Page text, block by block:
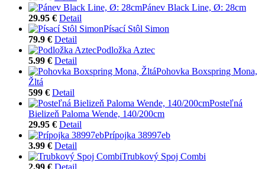
Pánev Black Line, Ø: 28cm
29.95 € Detail
Písací Stôl Simon
79.9 € Detail
Podložka Aztec
5.99 € Detail
Pohovka Boxspring Mona,
Žltá
599 € Detail
Posteľná
Bielizeň Paloma Wende, 140/200cm
29.95 € Detail
Prípojka 38997eb
3.99 € Detail
Trubkový Spoj Combi
2.99 € Detail